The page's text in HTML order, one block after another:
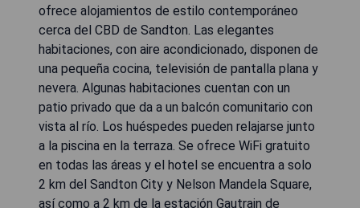
ofrece alojamientos de estilo contemporáneo
cerca del CBD de Sandton. Las elegantes
habitaciones, con aire acondicionado, disponen de
una pequeña cocina, televisión de pantalla plana y
nevera. Algunas habitaciones cuentan con un
patio privado que da a un balcón comunitario con
vista al río. Los huéspedes pueden relajarse junto
a la piscina en la terraza. Se ofrece WiFi gratuito
en todas las áreas y el hotel se encuentra a solo
2 km del Sandton City y Nelson Mandela Square,
así como a 2 km de la estación Gautrain de